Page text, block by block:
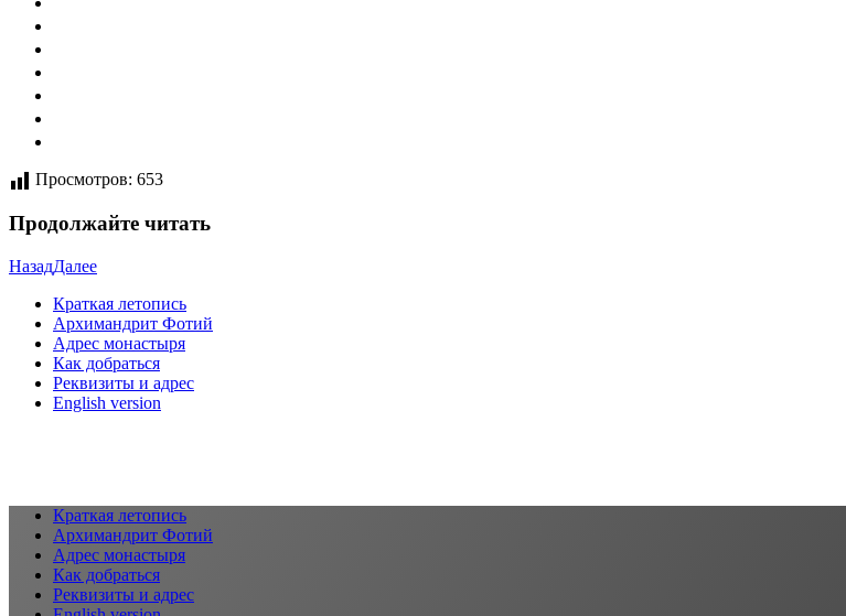
Просмотров: 653
Продолжайте читать
НазадДалее
Краткая летопись
Архимандрит Фотий
Адрес монастыря
Как добраться
Реквизиты и адрес
English version
Краткая летопись
Архимандрит Фотий
Адрес монастыря
Как добраться
Реквизиты и адрес